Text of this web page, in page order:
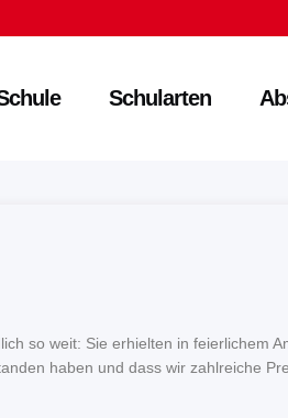
Schularten
so weit: Sie erhielten in feierlichem
haben und dass wir zahlreiche